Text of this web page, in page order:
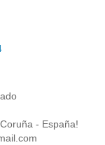
- España!